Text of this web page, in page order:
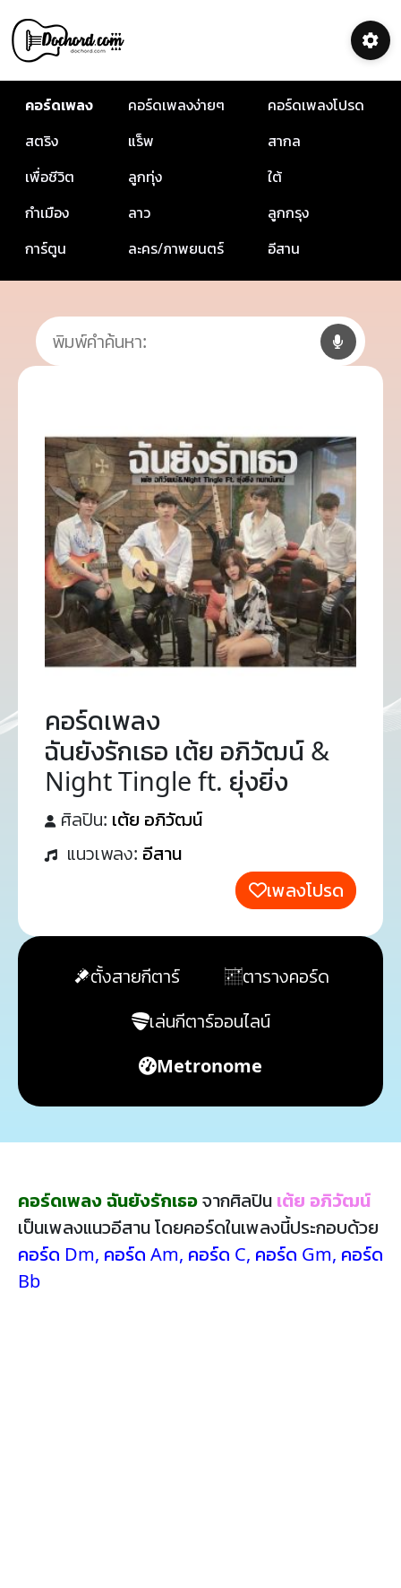
คอร์ดเพลง คอร์ดเพลงง่ายๆ
คอร์ดเพลงโปรด
สตริง
แร็พ
สากล
เพื่อชีวิต
ลูกทุ่ง
ใต้
กำเมือง
ลาว
ลูกกรุง
การ์ตูน
ละคร/ภาพยนตร์ อีสาน
คอร์ดเพลง
ฉันยังรักเธอ เต้ย อภิวัฒน์ &
Night Tingle ft. ยุ่งยิ่ง
ศิลปิน: เต้ย อภิวัฒน์
แนวเพลง: อีสาน
เพลงโปรด
ตั้งสายกีตาร์
ตารางคอร์ด
เล่นกีตาร์ออนไลน์
Metronome
คอร์ดเพลง ฉันยังรักเธอจากศิลปิน เต้ย อภิวัฒน์
เป็นเพลงแนวอีสาน โดยคอร์ดในเพลงนี้ประกอบด้วย
คอร์ด Dm, คอร์ด Am, คอร์ด C, คอร์ด Gm, คอร์ด
Bb